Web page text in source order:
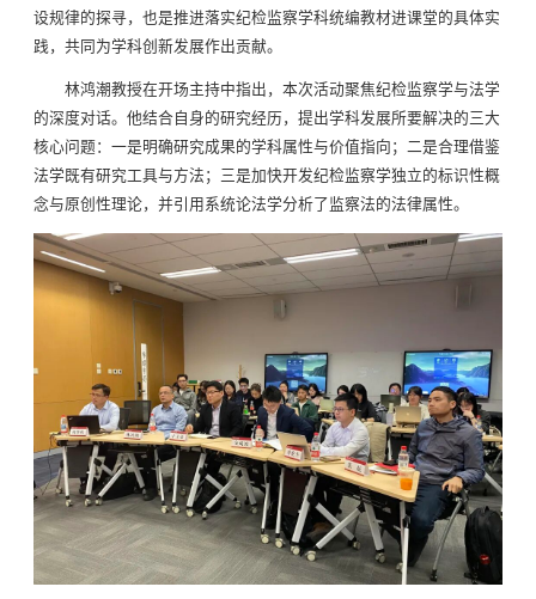
设规律的探寻，也是推进落实纪检监察学科统编教材进课堂的具体实
践，共同为学科创新发展作出贡献。
林鸿潮教授在开场主持中指出，本次活动聚焦纪检监察学与法学
的深度对话。他结合自身的研究经历，提出学科发展所要解决的三大
核心问题：一是明确研究成果的学科属性与价值指向；二是合理借鉴
法学既有研究工具与方法；三是加快开发纪检监察学独立的标识性概
念与原创性理论，并引用系统论法学分析了监察法的法律属性。